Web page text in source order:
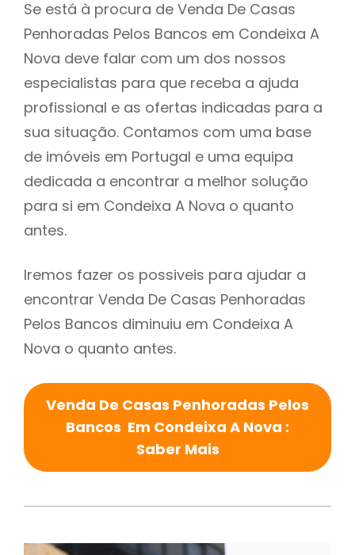
Se está à procura de Venda De Casas
Penhoradas Pelos Bancos em Condeixa A
Nova deve falar com um dos nossos
especialistas para que receba a ajuda
profissional e as ofertas indicadas para a
sua situação. Contamos com uma base
de imóveis em Portugal e uma equipa
dedicada a encontrar a melhor solução
para si em Condeixa A Nova o quanto
antes.
Iremos fazer os possiveis para ajudar a
encontrar Venda De Casas Penhoradas
Pelos Bancos diminuiu em Condeixa A
Nova o quanto antes.
Venda De Casas Penhoradas Pelos
Bancos Em Condeixa A Nova :
Saber Mais